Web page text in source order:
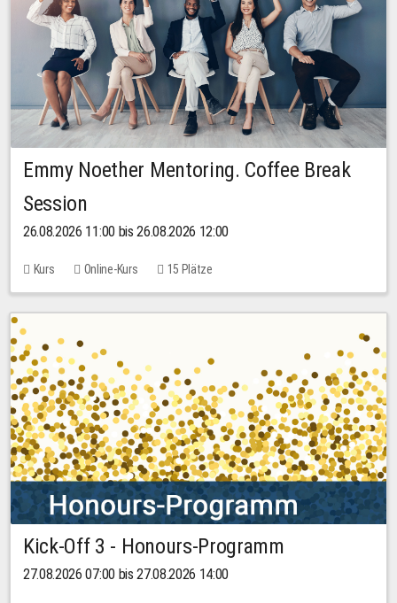
Emmy Noether Mentoring. Coffee Break
Session
26.08.2026 11:00 bis 26.08.2026 12:00
Kurs Online-Kurs 15 Plätze
Kick-Off 3 - Honours-Programm
27.08.2026 07:00 bis 27.08.2026 14:00